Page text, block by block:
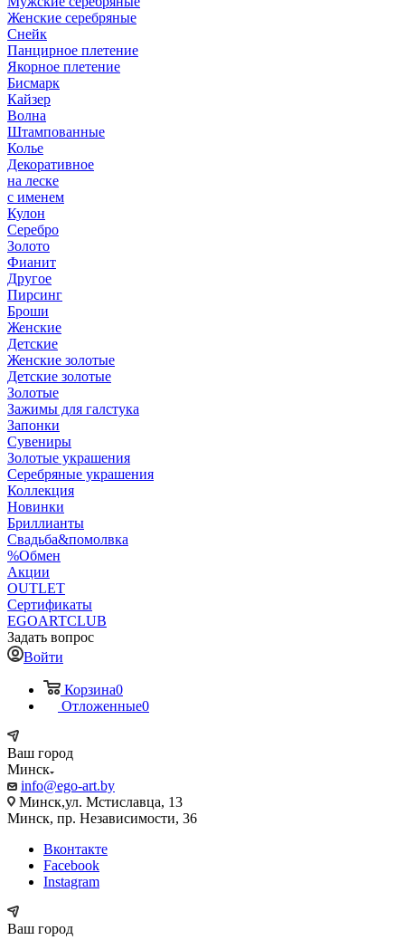
Женские серебряные
Снейк
Панцирное плетение
Якорное плетение
Бисмарк
Кайзер
Волна
Штампованные
Колье
Декоративное
на леске
с именем
Кулон
Серебро
Золото
Фианит
Другое
Пирсинг
Броши
Женские
Детские
Женские золотые
Детские золотые
Золотые
Зажимы для галстука
Запонки
Сувениры
Золотые украшения
Серебряные украшения
Коллекция
Новинки
Бриллианты
Свадьба&помолвка
%Обмен
Акции
OUTLET
Сертификаты
EGOARTCLUB
Задать вопрос
Войти
Корзина0
Отложенные0
Ваш город
Минск
info@ego-art.by
Минск,ул. Мстиславца, 13
Минск, пр. Независимости, 36
Вконтакте
Facebook
Instagram
Ваш город